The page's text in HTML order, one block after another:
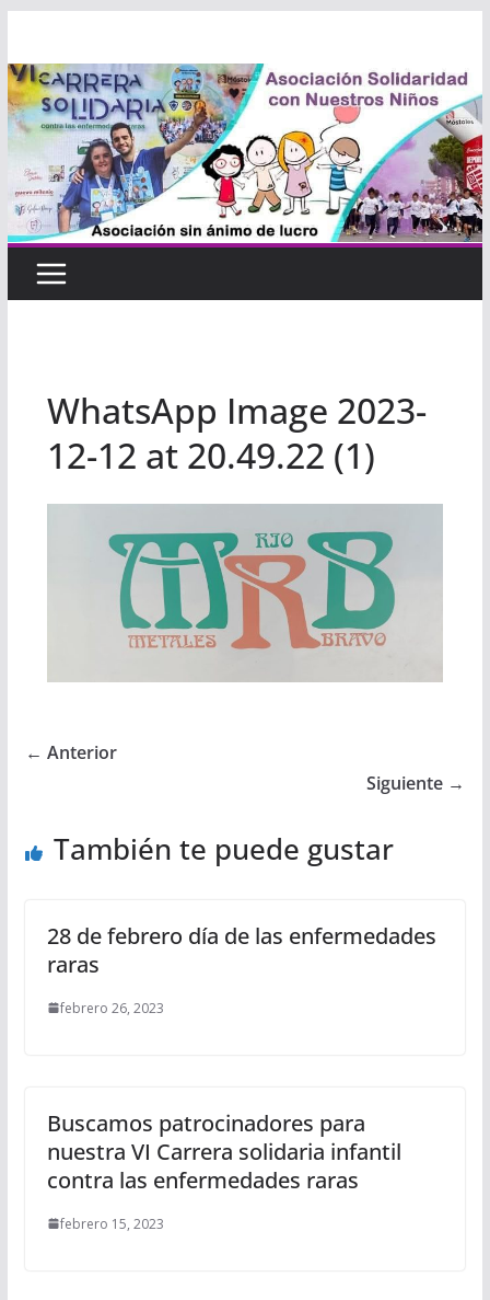
contenido
WhatsApp Image 2023-
12-12 at 20.49.22 (1)
← Anterior
Siguiente →
También te puede gustar
28 de febrero día de las enfermedades
raras
febrero 26, 2023
Buscamos patrocinadores para
nuestra VI Carrera solidaria infantil
contra las enfermedades raras
febrero 15, 2023